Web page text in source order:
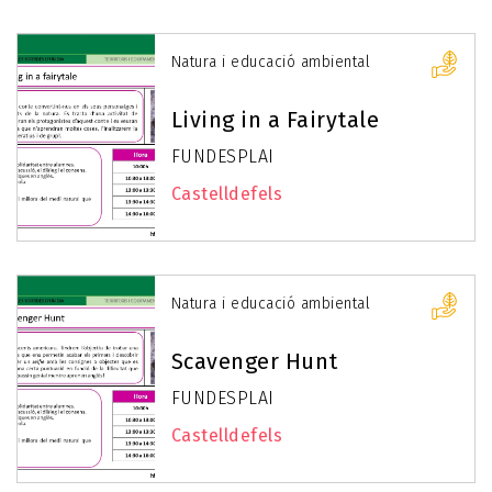
Natura i educació ambiental
Living in a Fairytale
FUNDESPLAI
Castelldefels
Natura i educació ambiental
Scavenger Hunt
FUNDESPLAI
Castelldefels